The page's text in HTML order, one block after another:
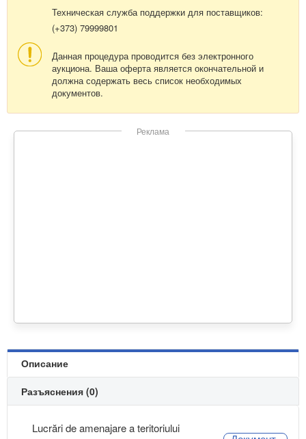
Техническая служба поддержки для поставщиков:
(+373) 79999801
Данная процедура проводится без электронного
аукциона. Ваша оферта является окончательной и
должна содержать весь список необходимых
документов.
Реклама
Описание
Разъяснения (0)
Lucrări de amenajare a teritoriului